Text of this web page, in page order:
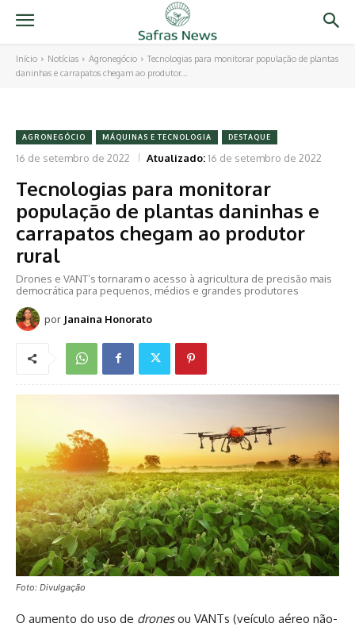
Início Notícias Agronegócio
Tecnologias para monitorar população de plantas
daninhas e carrapatos chegam ao produtor...
AGRONEGÓCIO MÁQUINAS E TECNOLOGIA DESTAQUE
16 de setembro de 2022 Atualizado:16 de setembro de 2022
Tecnologias para monitorar
população de plantas daninhas e
carrapatos chegam ao produtor
rural
Drones e VANT’s tornaram o acesso à agricultura de precisão mais
democrática para pequenos, médios e grandes produtores
por Janaina Honorato
Foto: Divulgação
O aumento do uso de dronesou VANTs (veículo aéreo não-